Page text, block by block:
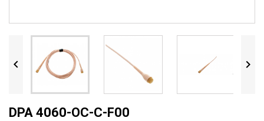
 
DPA 4060-OC-C-F00